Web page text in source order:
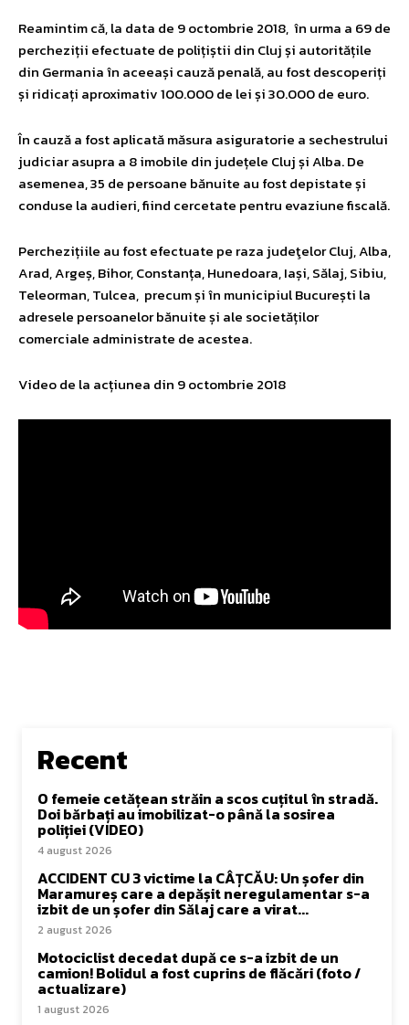
Reamintim că, la data de 9 octombrie 2018, în urma a 69 de
percheziții efectuate de polițiștii din Cluj și autoritățile
din Germania în aceeași cauză penală, au fost descoperiți
și ridicați aproximativ 100.000 de lei și 30.000 de euro.
În cauză a fost aplicată măsura asiguratorie a sechestrului
judiciar asupra a 8 imobile din județele Cluj și Alba. De
asemenea, 35 de persoane bănuite au fost depistate și
conduse la audieri, fiind cercetate pentru evaziune fiscală.
Perchezițiile au fost efectuate pe raza judeţelor Cluj, Alba,
Arad, Argeș, Bihor, Constanța, Hunedoara, Iași, Sălaj, Sibiu,
Teleorman, Tulcea, precum și în municipiul București la
adresele persoanelor bănuite și ale societăților
comerciale administrate de acestea.
Video de la acțiunea din 9 octombrie 2018
Recent
O femeie cetățean străin a scos cuțitul în stradă.
Doi bărbați au imobilizat-o până la sosirea
poliției (VIDEO)
4 august 2026
ACCIDENT CU 3 victime la CÂȚCĂU: Un șofer din
Maramureș care a depășit neregulamentar s-a
izbit de un șofer din Sălaj care a virat...
2 august 2026
Motociclist decedat după ce s-a izbit de un
camion! Bolidul a fost cuprins de flăcări (foto /
actualizare)
1 august 2026